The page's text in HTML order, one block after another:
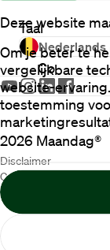
Contact
Deze website
Om je beter te
vergelijkbare
website-
toestemming
Taal
Nederlands
2026 Maandag®
Disclaimer
Cookiebeleid
Privacybeleid